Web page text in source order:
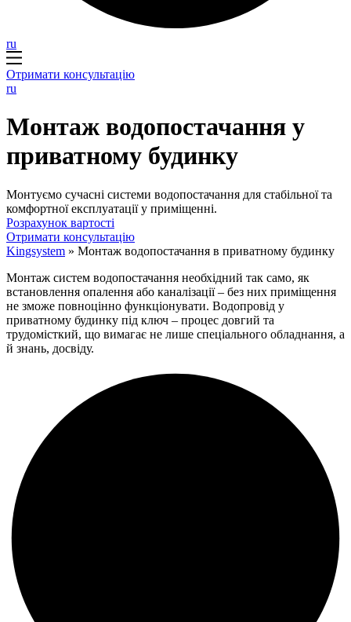
ru
Отримати консультацію
ru
Монтаж водопостачання у
приватному будинку
Монтуємо сучасні системи водопостачання для стабільної та
комфортної експлуатації у приміщенні.
Розрахунок вартості
Отримати консультацію
Kingsystem » Монтаж водопостачання в приватному будинку
Монтаж систем водопостачання необхідний так само, як
встановлення опалення або каналізації – без них приміщення
не зможе повноцінно функціонувати. Водопровід у
приватному будинку під ключ – процес довгий та
трудомісткий, що вимагає не лише спеціального обладнання, а
й знань, досвіду.